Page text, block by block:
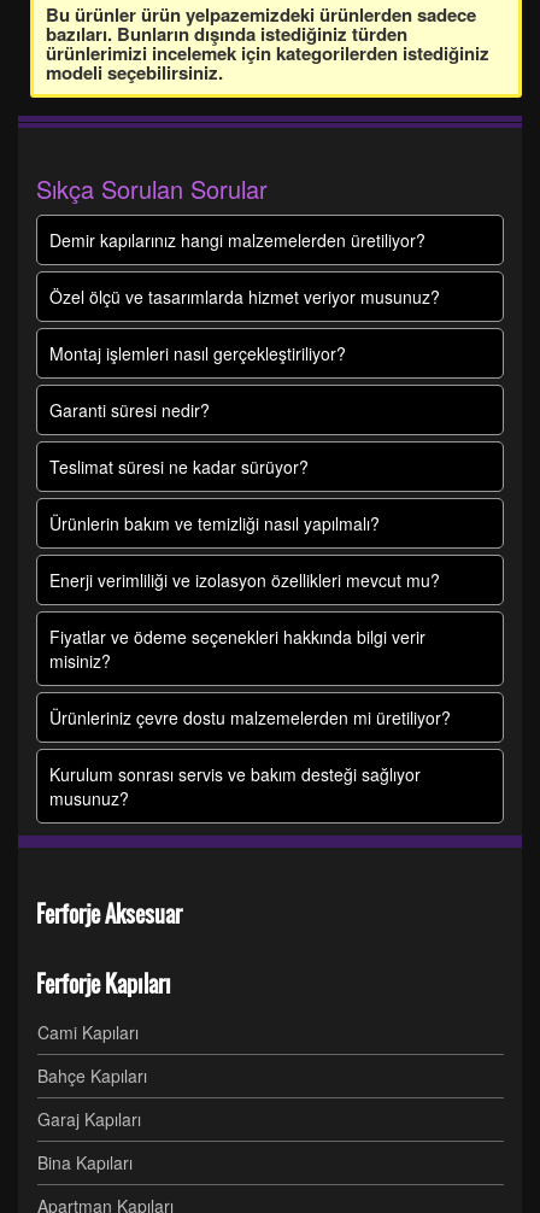
Bu ürünler ürün yelpazemizdeki ürünlerden sadece
bazıları. Bunların dışında istediğiniz türden
ürünlerimizi incelemek için kategorilerden istediğiniz
modeli seçebilirsiniz.
Sıkça Sorulan Sorular
Demir kapılarınız hangi malzemelerden üretiliyor?
Özel ölçü ve tasarımlarda hizmet veriyor musunuz?
Montaj işlemleri nasıl gerçekleştiriliyor?
Garanti süresi nedir?
Teslimat süresi ne kadar sürüyor?
Ürünlerin bakım ve temizliği nasıl yapılmalı?
Enerji verimliliği ve izolasyon özellikleri mevcut mu?
Fiyatlar ve ödeme seçenekleri hakkında bilgi verir
misiniz?
Ürünleriniz çevre dostu malzemelerden mi üretiliyor?
Kurulum sonrası servis ve bakım desteği sağlıyor
musunuz?
Ferforje Aksesuar
Ferforje Kapıları
Cami Kapıları
Bahçe Kapıları
Garaj Kapıları
Bina Kapıları
Apartman Kapıları